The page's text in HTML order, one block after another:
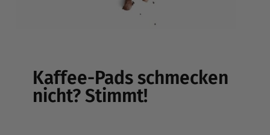
Kaffee-Pads schmecken
nicht? Stimmt!